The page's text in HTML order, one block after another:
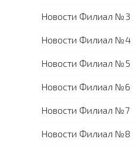
Новости Филиал №3
Новости Филиал №4
Новости Филиал №5
Новости Филиал №6
Новости Филиал №7
Новости Филиал №8